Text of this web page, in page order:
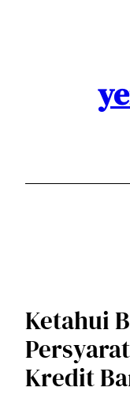
Ketahui
Kredit